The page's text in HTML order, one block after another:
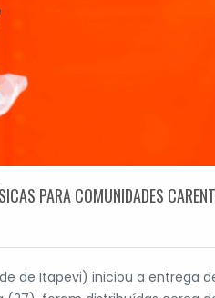
PARA COMUNIDADES
de Itapevi) iniciou a entrega